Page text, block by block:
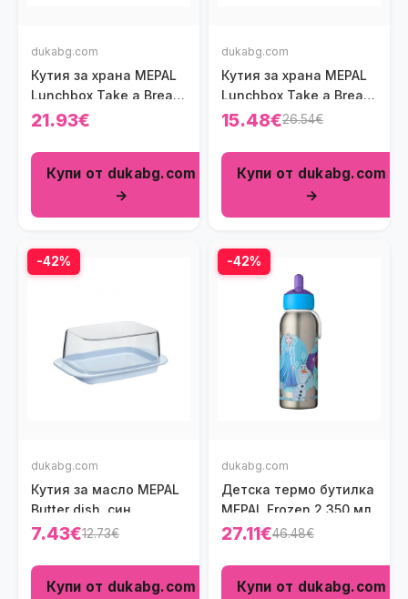
dukabg.com
Кутия за храна MEPAL
Lunchbox Take a Break,
тъмносин
21.93€
Купи от dukabg.com
→
dukabg.com
Кутия за храна MEPAL
Lunchbox Take a Break,
северно зелено
15.48€26.54€
Купи от dukabg.com
→
-42%
dukabg.com
Кутия за масло MEPAL
Butter dish, син
7.43€12.73€
Купи от dukabg.com
-42%
dukabg.com
Детска термо бутилка
MEPAL Frozen 2 350 мл.
27.11€46.48€
Купи от dukabg.com